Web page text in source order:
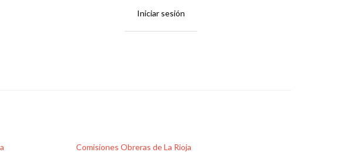
Iniciar sesión
Comisiones Obreras de La Rioja